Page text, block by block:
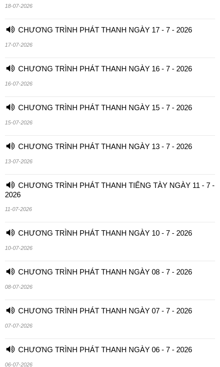
18-07-2026
CHƯƠNG TRÌNH PHÁT THANH NGÀY 17 - 7 - 2026
17-07-2026
CHƯƠNG TRÌNH PHÁT THANH NGÀY 16 - 7 - 2026
16-07-2026
CHƯƠNG TRÌNH PHÁT THANH NGÀY 15 - 7 - 2026
15-07-2026
CHƯƠNG TRÌNH PHÁT THANH NGÀY 13 - 7 - 2026
13-07-2026
CHƯƠNG TRÌNH PHÁT THANH TIẾNG TÀY NGÀY 11 - 7 -
2026
11-07-2026
CHƯƠNG TRÌNH PHÁT THANH NGÀY 10 - 7 - 2026
10-07-2026
CHƯƠNG TRÌNH PHÁT THANH NGÀY 08 - 7 - 2026
08-07-2026
CHƯƠNG TRÌNH PHÁT THANH NGÀY 07 - 7 - 2026
07-07-2026
CHƯƠNG TRÌNH PHÁT THANH NGÀY 06 - 7 - 2026
06-07-2026